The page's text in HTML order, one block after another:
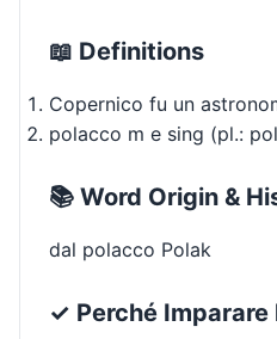
📖 Definitions
Copernico fu un
polacco m e sing (pl.:
📚 Word Origin &
dal polacco Polak
✓ Perché Imparare